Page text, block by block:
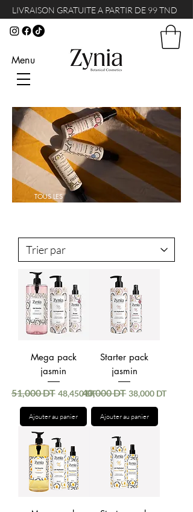
Menu
LIVRAISON GRATUITE A PARTIR DE 99 TND
TOUS LES
PRODUITS
Mega pack
jasmin
Prix original
51,000 DT Prix promotionnel
48,450 DT
Ajouter au panier
Starter pack
jasmin
Prix original
40,000 DT Prix promotionnel
38,000 DT
Ajouter au panier